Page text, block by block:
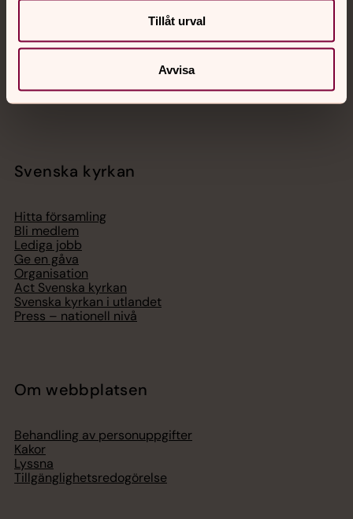
Tillåt urval
Avvisa
Chatt
Telefon 112
Svenska kyrkan
Hitta församling
Bli medlem
Lediga jobb
Ge en gåva
Organisation
Act Svenska kyrkan
Svenska kyrkan i utlandet
Press – nationell nivå
Om webbplatsen
Behandling av personuppgifter
Kakor
Lyssna
Tillgänglighetsredogörelse